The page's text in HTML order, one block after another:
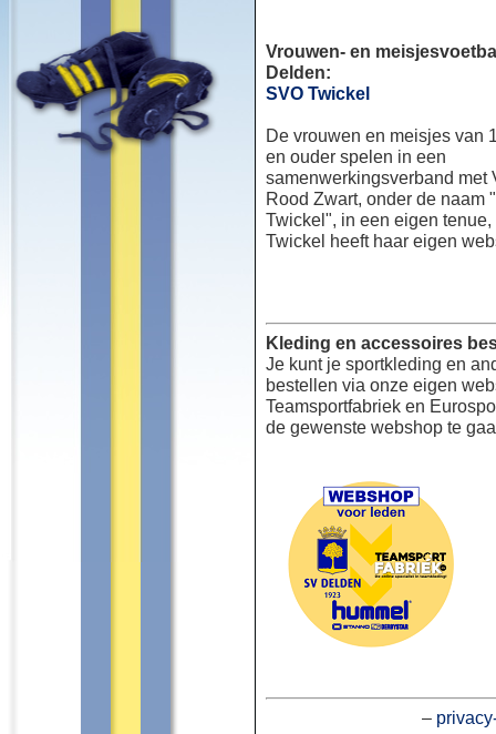
Vrouwen- en
Delden:
SVO Twickel
De vrouwen en meisjes van
en ouder spelen in een
samenwerkingsverband met
Rood Zwart, onder de naam
Twickel", in een eigen
Twickel heeft haar eigen
Kleding en accessoires
Je kunt je sportkleding en
bestellen via onze eigen
Teamsportfabriek en
de gewenste webshop te
–